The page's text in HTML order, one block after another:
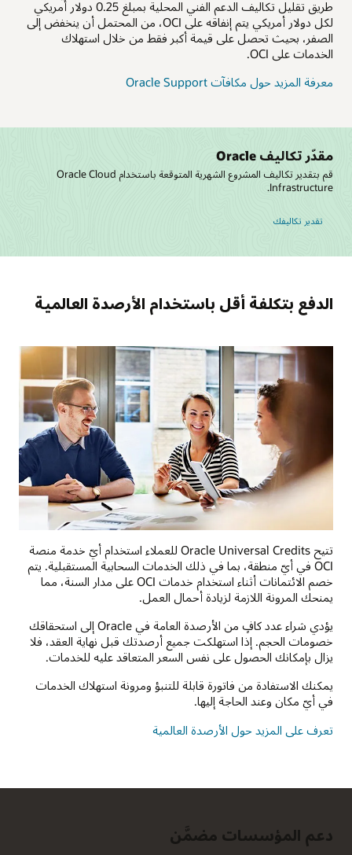
طريق تقليل تكاليف الدعم الفني المحلية بمبلغ 0.25 دولار أمريكي
لكل دولار أمريكي يتم إنفاقه على OCI، من المحتمل أن ينخفض إلى
الصفر، بحيث تحصل على قيمة أكبر فقط من خلال استهلاك
الخدمات على OCI.
معرفة المزيد حول مكافآت Oracle Support
مقدّر تكاليف Oracle
قم بتقدير تكاليف المشروع الشهرية المتوقعة باستخدام Oracle Cloud
Infrastructure.
تقدير تكاليفك
الدفع بتكلفة أقل باستخدام الأرصدة العالمية
تتيح Oracle Universal Credits للعملاء استخدام أيّ خدمة منصة
OCI في أيّ منطقة، بما في ذلك الخدمات السحابية المستقبلية. يتم
خصم الائتمانات أثناء استخدام خدمات OCI على مدار السنة، مما
يمنحك المرونة اللازمة لزيادة أحمال العمل.
يؤدي شراء عدد كافٍ من الأرصدة العامة في Oracle إلى استحقاقك
خصومات الحجم. إذا استهلكت جميع أرصدتك قبل نهاية العقد، فلا
يزال بإمكانك الحصول على نفس السعر المتعاقد عليه للخدمات.
يمكنك الاستفادة من فاتورة قابلة للتنبؤ ومرونة استهلاك الخدمات
في أيّ مكان وعند الحاجة إليها.
تعرف على المزيد حول الأرصدة العالمية
دعم المؤسسات مضمَّن